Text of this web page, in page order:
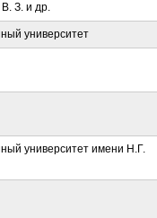
З. и др.
университет
университет имени Н.Г.